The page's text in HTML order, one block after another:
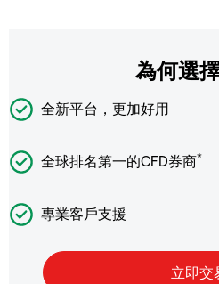
為何選
全新平台，更加好用
全球排名第一的CFD券商*
專業客戶支援